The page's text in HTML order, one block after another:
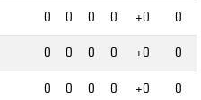
0 0 0 0 +0
0
0 0 0 0 +0
0
0 0 0 0 +0
0